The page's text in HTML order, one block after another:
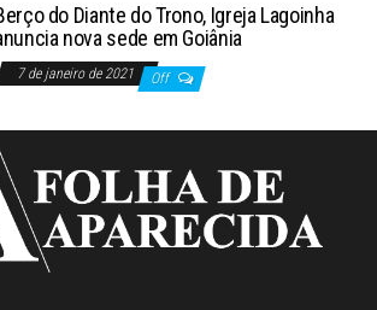
do Diante do Trono, Igreja Lagoinha
nova sede em Goiânia
7 de janeiro de 2021 Off